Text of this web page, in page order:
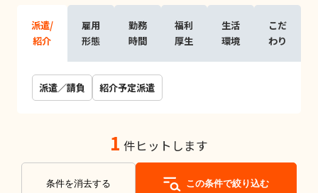
派遣/
紹介
雇用
形態
勤務
時間
福利
厚生
生活
環境
こだ
わり
派遣／請負 紹介予定派遣
1 件ヒットします
条件を消去する この条件で絞り込む